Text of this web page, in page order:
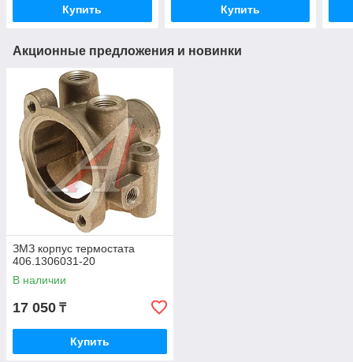
Купить Купить
Акционные предложения и новинки
ЗМЗ корпус термостата
406.1306031-20
В наличии
17 050 ₸
Купить